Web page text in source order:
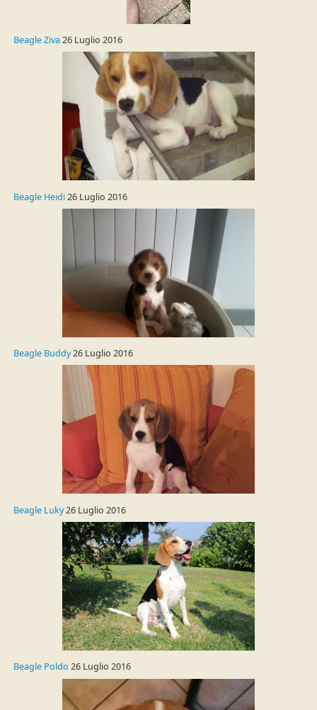
Beagle Ziva 26 Luglio 2016
Beagle Heidi26 Luglio 2016
Beagle Buddy26 Luglio 2016
Beagle Luky26 Luglio 2016
Beagle Poldo 26 Luglio 2016